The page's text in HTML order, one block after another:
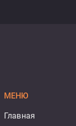
МЕНЮ
Главная